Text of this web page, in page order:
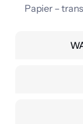
Papier –